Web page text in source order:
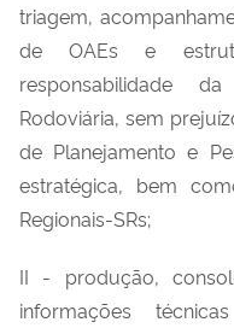
triagem,
de OAEs e
responsabilidade
Rodoviária, sem
de Planejamento e
estratégica, bem
Regionais-SRs;
II - produção,
informações